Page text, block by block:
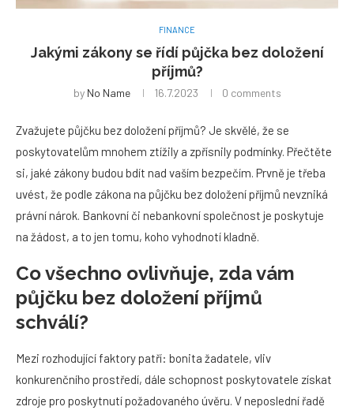
FINANCE
Jakými zákony se řídí půjčka bez doložení
příjmů?
by No Name 16.7.2023 0 comments
Zvažujete půjčku bez doložení příjmů? Je skvělé, že se
poskytovatelům mnohem ztížily a zpřísnily podmínky. Přečtěte
si, jaké zákony budou bdít nad vaším bezpečím. Prvně je třeba
uvést, že podle zákona na půjčku bez doložení příjmů nevzniká
právní nárok. Bankovní či nebankovní společnost je poskytuje
na žádost, a to jen tomu, koho vyhodnotí kladně.
Co všechno ovlivňuje, zda vám
půjčku bez doložení příjmů
schválí?
Mezi rozhodující faktory patří: bonita žadatele, vliv
konkurenčního prostředí, dále schopnost poskytovatele získat
zdroje pro poskytnutí požadovaného úvěru. V neposlední řadě